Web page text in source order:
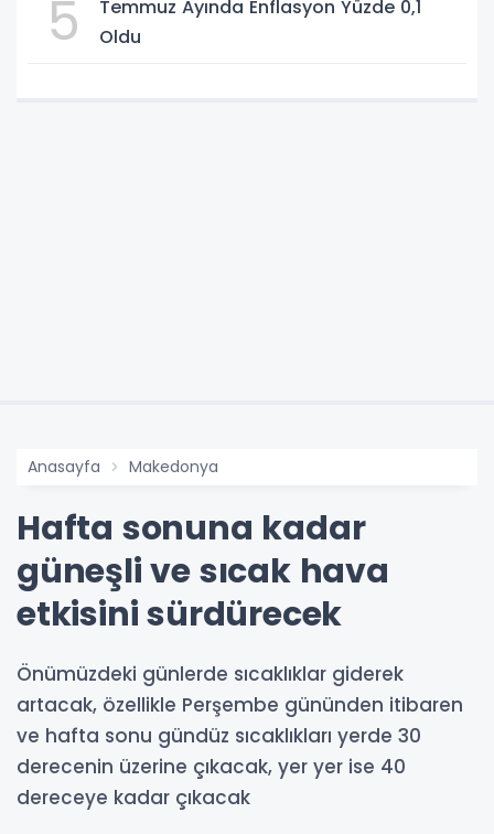
5
Temmuz Ayında Enflasyon Yüzde 0,1
Oldu
Anasayfa Makedonya
Hafta sonuna kadar
güneşli ve sıcak hava
etkisini sürdürecek
Önümüzdeki günlerde sıcaklıklar giderek
artacak, özellikle Perşembe gününden itibaren
ve hafta sonu gündüz sıcaklıkları yerde 30
derecenin üzerine çıkacak, yer yer ise 40
dereceye kadar çıkacak